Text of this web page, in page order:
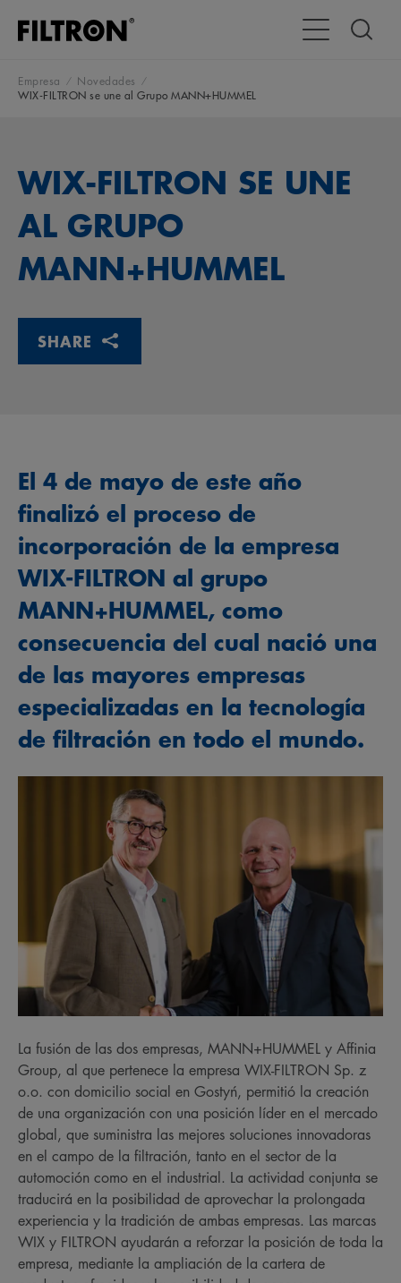
Alternar
Empresa
Novedades
WIX-FILTRON se une al Grupo MANN+HUMMEL
WIX-FILTRON SE UNE
AL GRUPO
MANN+HUMMEL
SHARE
El 4 de mayo de este año
finalizó el proceso de
incorporación de la empresa
WIX-FILTRON al grupo
MANN+HUMMEL, como
consecuencia del cual nació una
de las mayores empresas
especializadas en la tecnología
de filtración en todo el mundo.
La fusión de las dos empresas, MANN+HUMMEL y Affinia
Group, al que pertenece la empresa WIX-FILTRON Sp. z
o.o. con domicilio social en Gostyń, permitió la creación
de una organización con una posición líder en el mercado
global, que suministra las mejores soluciones innovadoras
en el campo de la filtración, tanto en el sector de la
automoción como en el industrial. La actividad conjunta se
traducirá en la posibilidad de aprovechar la prolongada
experiencia y la tradición de ambas empresas. Las marcas
WIX y FILTRON ayudarán a reforzar la posición de toda la
empresa, mediante la ampliación de la cartera de